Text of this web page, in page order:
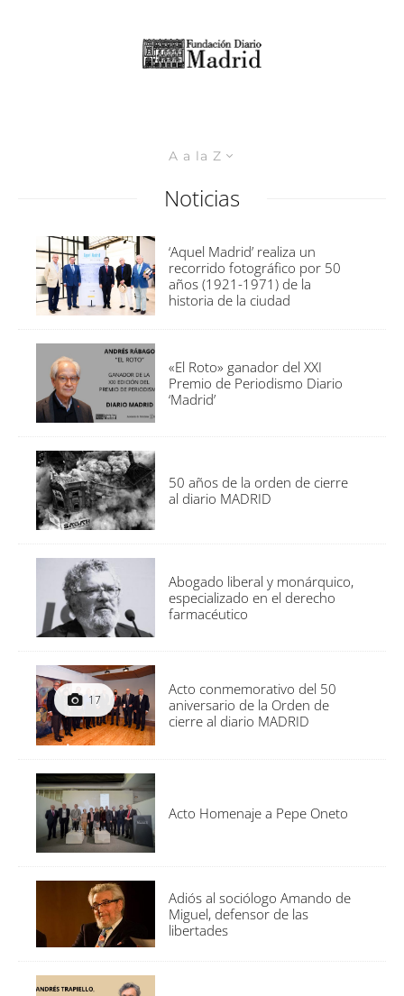
A a la Z
Noticias
‘Aquel Madrid’ realiza un
recorrido fotográfico por 50
años (1921-1971) de la
historia de la ciudad
«El Roto» ganador del XXI
Premio de Periodismo Diario
‘Madrid’
50 años de la orden de cierre
al diario MADRID
Abogado liberal y monárquico,
especializado en el derecho
farmacéutico
17
Acto conmemorativo del 50
aniversario de la Orden de
cierre al diario MADRID
Acto Homenaje a Pepe Oneto
Adiós al sociólogo Amando de
Miguel, defensor de las
libertades